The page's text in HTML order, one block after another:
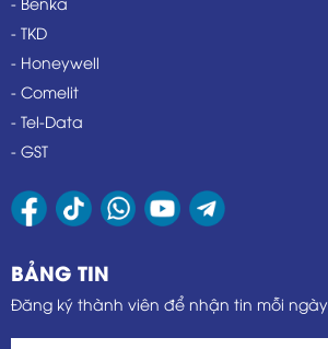
- TKD
- Honeywell
- Comelit
- Tel-Data
- GST
BẢNG TIN
Đăng ký thành viên để nhận tin mỗi ngày